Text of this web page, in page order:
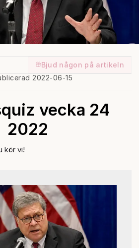
Bjud någon på artikeln
2022-06-15
vecka 24
2022
kör vi!